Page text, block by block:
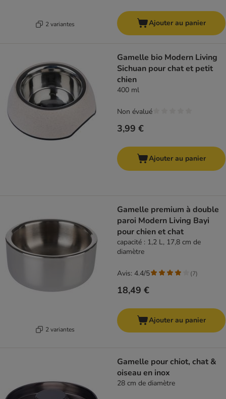
2 variantes Ajouter au panier
Gamelle bio Modern Living
Sichuan pour chat et petit
chien
400 ml
3,99 €
Non évalué
Ajouter au panier
2 variantes
Gamelle premium à double
paroi Modern Living Bayi
pour chien et chat
capacité : 1,2 L, 17,8 cm de
diamètre
18,49 €
Avis: 4.4/5 (7)
Ajouter au panier
Gamelle pour chiot, chat &
oiseau en inox
28 cm de diamètre